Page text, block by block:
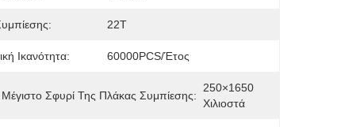
22T
Ικανότητα: 60000PCS/έτος
Μέγιστο Σφυρί Της Πλάκας Συμπίεσης:
250×1650
Χιλιοστά